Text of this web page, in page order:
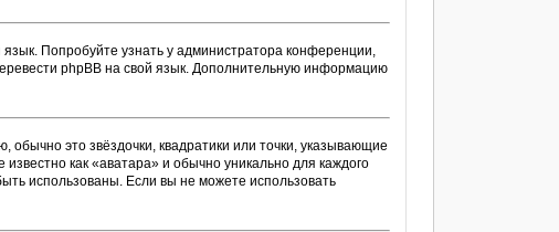
Попробуйте узнать у администратора конференции,
phpBB на свой язык. Дополнительную информацию
это звёздочки, квадратики или точки, указывающие
как «аватара» и обычно уникально для каждого
использованы. Если вы не можете использовать